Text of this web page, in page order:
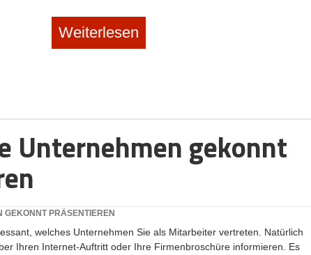
Weiterlesen
Unternehmen gekonnt
GEKONNT PRÄSENTIEREN
welches Unternehmen Sie als Mitarbeiter vertreten. Natürlich
Ihren Internet-Auftritt oder Ihre Firmenbroschüre informieren. Es